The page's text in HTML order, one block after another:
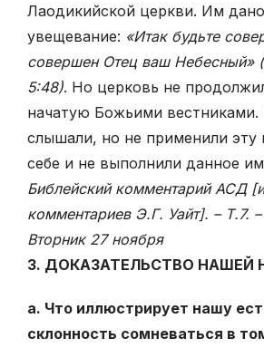
Лаодикийской церкви. Им
увещевание: «Итак будьте
совершен Отец ваш Небесный»
5:48). Но церковь не
начатую Божьими
слышали, но не применили эту
себе и не выполнили данное
Библейский комментарий АСД
комментариев Э.Г. Уайт]. – Т.7.
Вторник 27 ноября
3. ДОКАЗАТЕЛЬСТВО НАШЕЙ
а. Что иллюстрирует нашу
склонность сомневаться в